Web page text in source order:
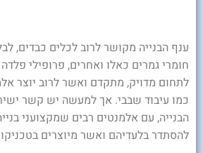
ענף הבנייה מקושר לרוב לכלים כבדים,
חומרי גמרים כאלו ואחרים, פרופילי
לתחום מדויק, מתקדם ואשר לרוב יוצר
כמו עיבוד שבבי. אך למעשה יש קשר
הבנייה, עם אלמנטים רבים שמקצועני
להסתדר בלעדיהם ואשר מיוצרים